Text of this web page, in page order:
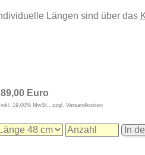
Längen sind über das
89,00 Euro
inkl. 19,00% MwSt., zzgl. Versandkosten
In